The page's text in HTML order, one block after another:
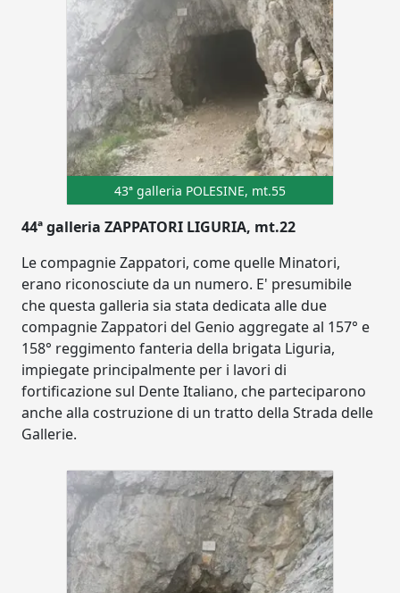
43ª galleria POLESINE, mt.55
44ª galleria ZAPPATORI LIGURIA, mt.22
Le compagnie Zappatori, come quelle Minatori,
erano riconosciute da un numero. E' presumibile
che questa galleria sia stata dedicata alle due
compagnie Zappatori del Genio aggregate al 157° e
158° reggimento fanteria della brigata Liguria,
impiegate principalmente per i lavori di
fortificazione sul Dente Italiano, che parteciparono
anche alla costruzione di un tratto della Strada delle
Gallerie.